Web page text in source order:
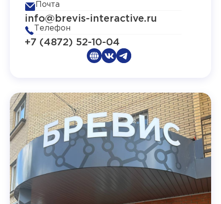
Почта
info@brevis-interactive.ru
Телефон
+7 (4872) 52-10-04